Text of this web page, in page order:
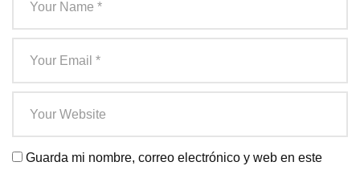
Guarda mi nombre, correo electrónico y web en este